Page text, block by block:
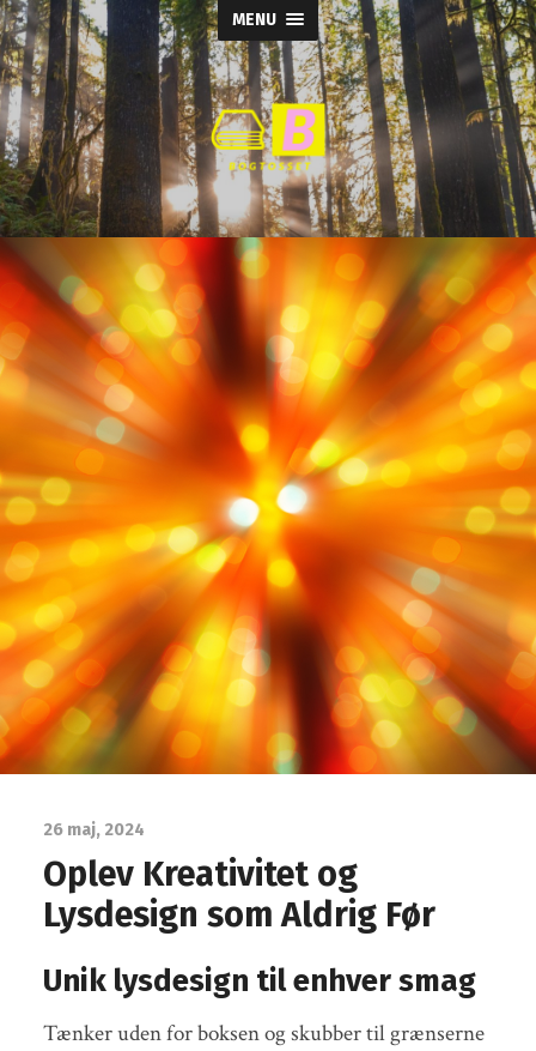
MENU
Bogtosset
26 maj, 2024
Oplev Kreativitet og
Lysdesign som Aldrig Før
Unik lysdesign til enhver smag
Tænker uden for boksen og skubber til grænserne